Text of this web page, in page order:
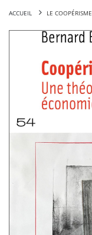
ACCUEIL LE COOPÉRISME